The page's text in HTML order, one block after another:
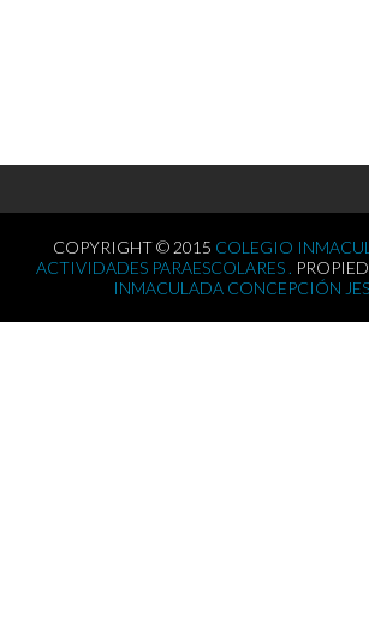
COPYRIGHT © 2015 COLEGIO
ACTIVIDADES PARAESCOLARES .
INMACULADA CONCEPCIÓN